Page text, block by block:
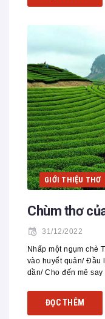
GIỚI THIỆU THƠ
Chùm thơ
31/12/2022
Nhấp một ngụm chè
vào huyết quản/ Đầu
dần/ Cho đến mê say
ĐỌC THÊM